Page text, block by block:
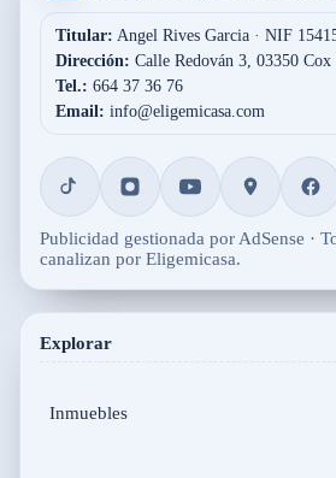
Titular: Angel Rives Garcia · NIF
Dirección: Calle Redován 3, 03350
Tel.: 664 37 36 76
Email: info@eligemicasa.com
Publicidad gestionada por AdSense ·
canalizan por Eligemicasa.
Explorar
Inmuebles